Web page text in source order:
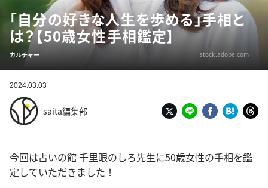
「自分の好きな人生を歩める」手相と
は？【50歳女性手相鑑定】
カルチャー stock.adobe.com
2024.03.03
saita編集部
今回は占いの館 千里眼のしろ先生に50歳女性の手相を鑑
定していただきました！